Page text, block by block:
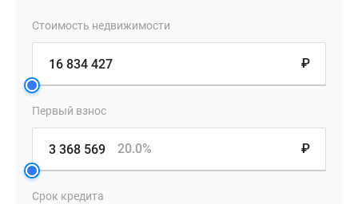
Стоимость недвижимости
₽
Первый взнос
₽
20.0%
Срок кредита